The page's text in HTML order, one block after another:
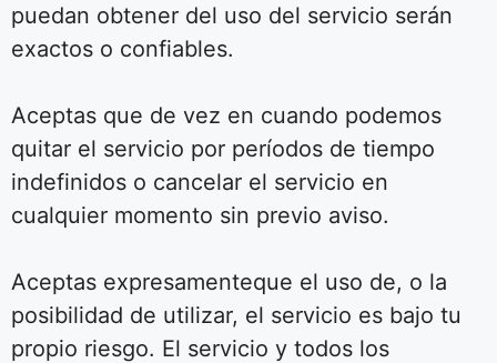
puedan obtener del uso del servicio serán
exactos o confiables.
Aceptas que de vez en cuando podemos
quitar el servicio por períodos de tiempo
indefinidos o cancelar el servicio en
cualquier momento sin previo aviso.
Aceptas expresamenteque el uso de, o la
posibilidad de utilizar, el servicio es bajo tu
propio riesgo. El servicio y todos los